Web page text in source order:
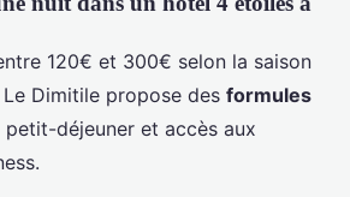
120€ et 300€ selon la saison
Dimitile propose des formules
petit-déjeuner et accès aux